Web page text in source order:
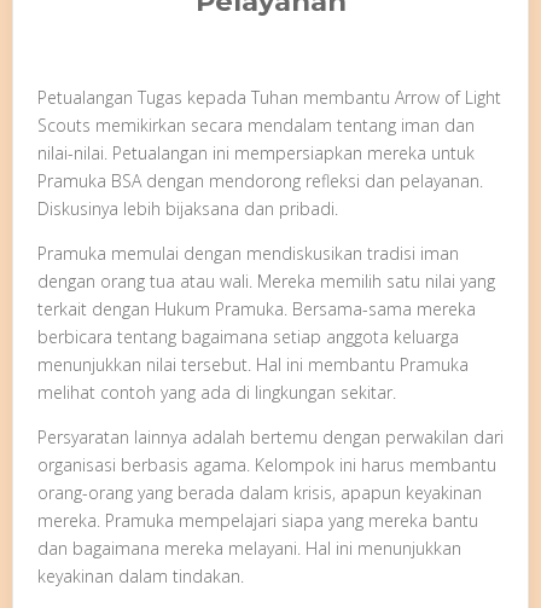
Petualangan Tugas kepada Tuhan membantu Arrow of Light
Scouts memikirkan secara mendalam tentang iman dan
nilai-nilai. Petualangan ini mempersiapkan mereka untuk
Pramuka BSA dengan mendorong refleksi dan pelayanan.
Diskusinya lebih bijaksana dan pribadi.
Pramuka memulai dengan mendiskusikan tradisi iman
dengan orang tua atau wali. Mereka memilih satu nilai yang
terkait dengan Hukum Pramuka. Bersama-sama mereka
berbicara tentang bagaimana setiap anggota keluarga
menunjukkan nilai tersebut. Hal ini membantu Pramuka
melihat contoh yang ada di lingkungan sekitar.
Persyaratan lainnya adalah bertemu dengan perwakilan dari
organisasi berbasis agama. Kelompok ini harus membantu
orang-orang yang berada dalam krisis, apapun keyakinan
mereka. Pramuka mempelajari siapa yang mereka bantu
dan bagaimana mereka melayani. Hal ini menunjukkan
keyakinan dalam tindakan.